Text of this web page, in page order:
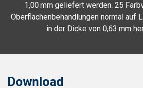
1,00 mm geliefert werden. 25
Oberflächenbehandlungen normal auf
in der Dicke von 0,63 mm
Download